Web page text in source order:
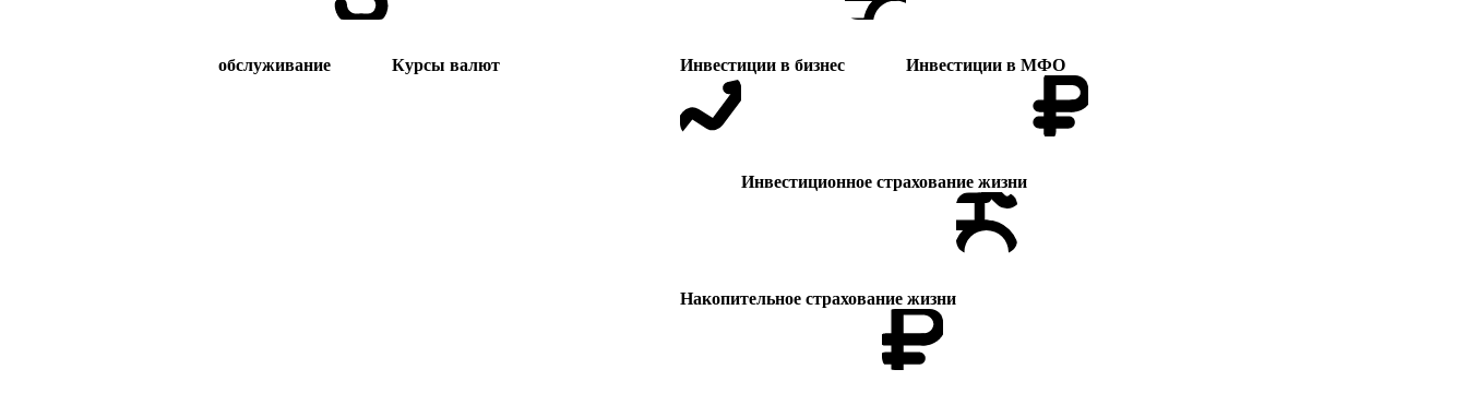
обслуживание Курсы валют Инвестиции в бизнес Инвестиции в МФО
Инвестиционное страхование жизни
Накопительное страхование жизни